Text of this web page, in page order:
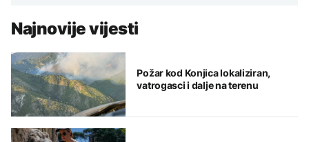
Najnovije vijesti
Požar kod Konjica lokaliziran,
vatrogasci i dalje na terenu